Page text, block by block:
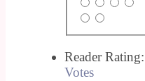
Reader Rating:
Votes